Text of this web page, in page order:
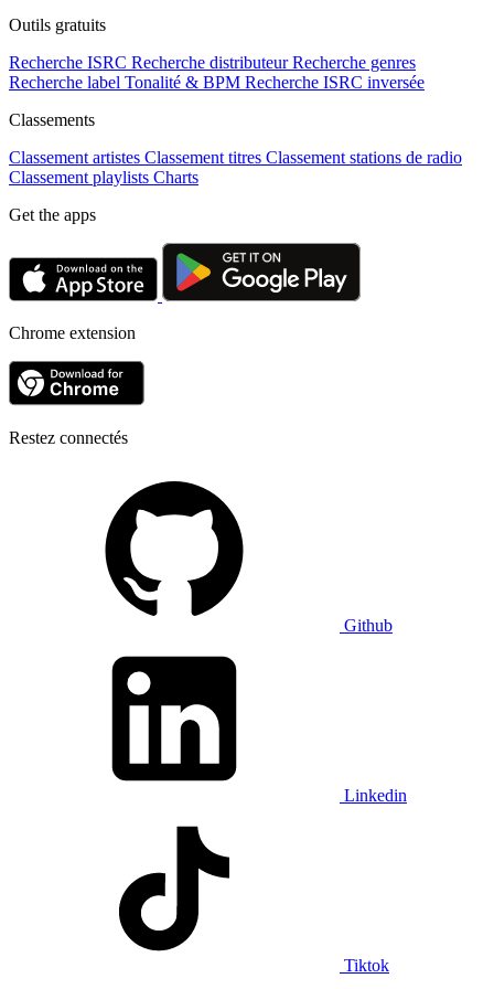
Outils gratuits
Recherche ISRC Recherche distributeur Recherche genres
Recherche label Tonalité & BPM Recherche ISRC inversée
Classements
Classement artistes Classement titres Classement stations de radio
Classement playlists Charts
Get the apps
Chrome extension
Restez connectés
Github
Linkedin
Tiktok